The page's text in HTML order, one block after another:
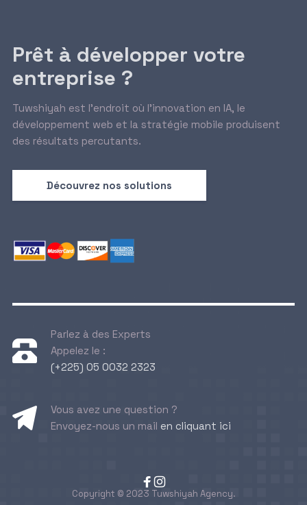
Prêt à développer votre
entreprise ?
Tuwshiyah est l’endroit où l’innovation en IA, le
développement web et la stratégie mobile produisent
des résultats percutants.
Découvrez nos solutions
Parlez à des Experts
Appelez le :
(+225) 05 0032 2323
Vous avez une question ?
Envoyez-nous un mail en cliquant ici
Copyright © 2023 Tuwshiyah Agency.